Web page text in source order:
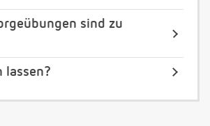
sind zu
lassen?